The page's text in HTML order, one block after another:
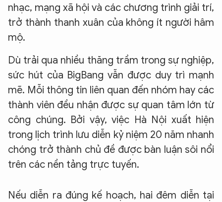
nhạc, mạng xã hội và các chương trình giải trí,
trở thành thanh xuân của không ít người hâm
mộ.
Dù trải qua nhiều thăng trầm trong sự nghiệp,
sức hút của BigBang vẫn được duy trì mạnh
mẽ. Mỗi thông tin liên quan đến nhóm hay các
thành viên đều nhận được sự quan tâm lớn từ
công chúng. Bởi vậy, việc Hà Nội xuất hiện
trong lịch trình lưu diễn kỷ niệm 20 năm nhanh
chóng trở thành chủ đề được bàn luận sôi nổi
trên các nền tảng trực tuyến.
Nếu diễn ra đúng kế hoạch, hai đêm diễn tại